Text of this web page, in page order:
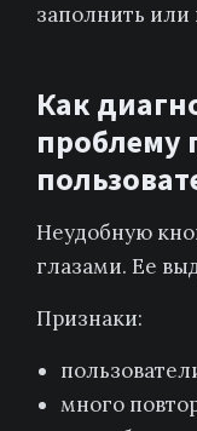
заполнить или
Как
проблему
Неудобную
глазами. Ее
Признаки:
много